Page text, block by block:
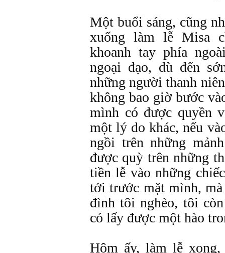
Một buổi sáng, cũng
xuống làm lễ Misa
khoanh tay phía
ngoại đạo, dù đến
những người thanh
không bao giờ bước
mình có được quyền
một lý do khác, nếu
ngồi trên những
được quỳ trên những
tiền lễ vào những
tới trước mặt mình,
đình tôi nghèo, tôi
có lấy được một hào
Hôm ấy, làm lễ